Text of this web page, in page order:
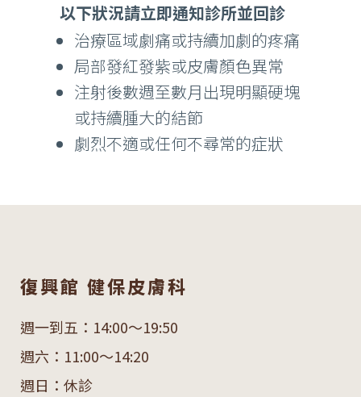
以下狀況請立即通知診所並回診
治療區域劇痛或持續加劇的疼痛
局部發紅發紫或皮膚顏色異常
注射後數週至數月出現明顯硬塊
或持續腫大的結節
劇烈不適或任何不尋常的症狀
復興館 健保皮膚科
週一到五：14:00～19:50
週六：11:00～14:20
週日：休診